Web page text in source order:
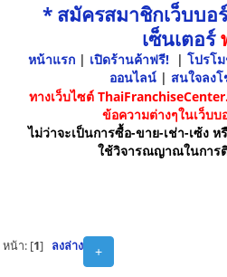
* สมัครสมาชิกเว็บบอ
เซ็นเตอร์
หน้าแรก | เปิดร้านค้าฟรี! | โปรโ
ออนไลน์ | สนใจลง
ทางเว็บไซต์
ข้อความต่างๆในเว็บบ
ไม่ว่าจะเป็นการซื้อ-ขาย-เช่า-เซ้ง
ใช้วิจารณญาณในการ
+
หน้า: [1] ลงล่าง